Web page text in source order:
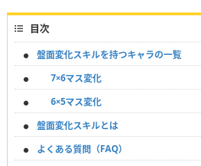
目次
盤面変化スキルを持つキャラの一覧
7×6マス変化
6×5マス変化
盤面変化スキルとは
よくある質問（FAQ）